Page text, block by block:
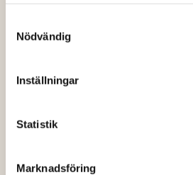
Nödvändig
Inställningar
Statistik
Marknadsföring
hittar du smakrika
och stora tillställningar.
fräscha bufféer med
färdiga delikatesser –
familjesammankomst. All
omtanke och noggrant